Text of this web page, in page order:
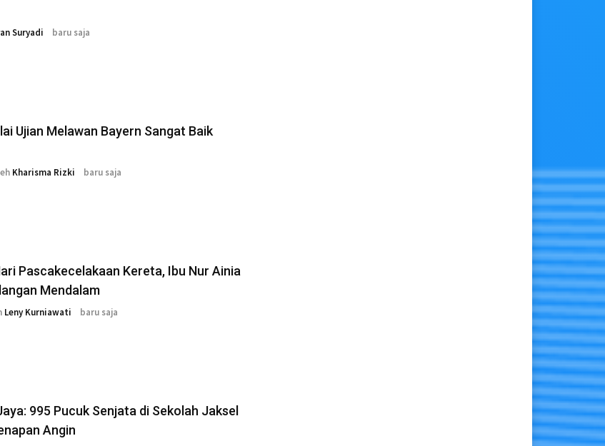
Suryadi baru saja
Ujian Melawan Bayern Sangat Baik
Kharisma Rizki baru saja
Pascakecelakaan Kereta, Ibu Nur Ainia
Mendalam
Leny Kurniawati baru saja
995 Pucuk Senjata di Sekolah Jaksel
Angin